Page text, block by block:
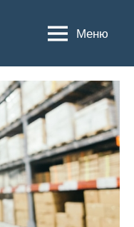
Меню